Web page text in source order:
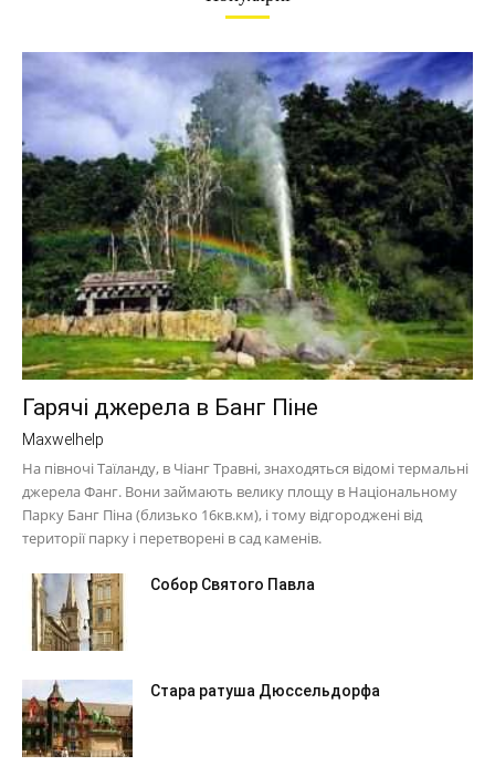
Гарячі джерела в Банг Піне
Maxwelhelp
На півночі Таїланду, в Чіанг Травні, знаходяться відомі термальні
джерела Фанг. Вони займають велику площу в Національному
Парку Банг Піна (близько 16кв.км), і тому відгороджені від
території парку і перетворені в сад каменів.
Собор Святого Павла
Стара ратуша Дюссельдорфа